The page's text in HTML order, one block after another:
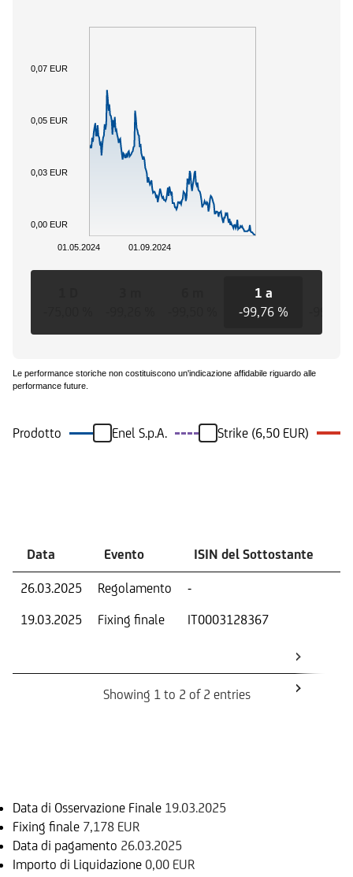
01.09.2024
01.05.2024
0,00 EUR
0,03 EUR
0,05 EUR
0,07 EUR
1 a
-99,76 %
Le performance storiche non costituiscono un'indicazione affidabile riguardo alle
performance future.
Prodotto Enel S.p.A. Strike (6,50 EUR)
Data Evento ISIN del Sottostante
26.03.2025 Regolamento -
19.03.2025
Fixing finale IT0003128367
Showing 1 to 2 of 2 entries
Data di Osservazione Finale 19.03.2025
Fixing finale 7,178 EUR
Data di pagamento 26.03.2025
Importo di Liquidazione 0,00 EUR